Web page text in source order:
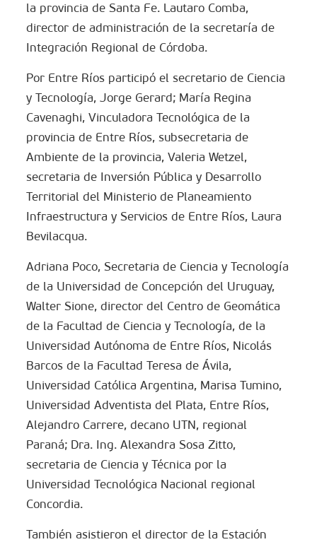
la provincia de Santa Fe. Lautaro Comba,
director de administración de la secretaría de
Integración Regional de Córdoba.
Por Entre Ríos participó el secretario de Ciencia
y Tecnología, Jorge Gerard; María Regina
Cavenaghi, Vinculadora Tecnológica de la
provincia de Entre Ríos, subsecretaria de
Ambiente de la provincia, Valeria Wetzel,
secretaria de Inversión Pública y Desarrollo
Territorial del Ministerio de Planeamiento
Infraestructura y Servicios de Entre Ríos, Laura
Bevilacqua.
Adriana Poco, Secretaria de Ciencia y Tecnología
de la Universidad de Concepción del Uruguay,
Walter Sione, director del Centro de Geomática
de la Facultad de Ciencia y Tecnología, de la
Universidad Autónoma de Entre Ríos, Nicolás
Barcos de la Facultad Teresa de Ávila,
Universidad Católica Argentina, Marisa Tumino,
Universidad Adventista del Plata, Entre Ríos,
Alejandro Carrere, decano UTN, regional
Paraná; Dra. Ing. Alexandra Sosa Zitto,
secretaria de Ciencia y Técnica por la
Universidad Tecnológica Nacional regional
Concordia.
También asistieron el director de la Estación